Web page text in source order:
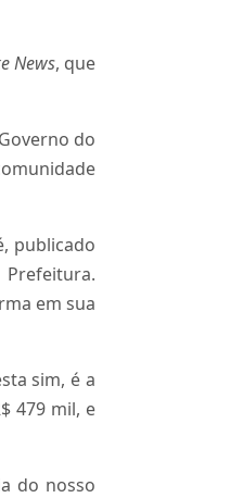
News, que
do
publicado
em sua
sim, é a
479 mil, e
do nosso